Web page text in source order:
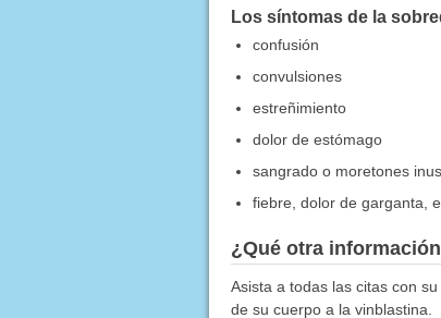
Los síntomas de la
confusión
convulsiones
estreñimiento
dolor de estómago
sangrado o moretones
fiebre, dolor de garganta,
¿Qué otra
Asista a todas las citas con
de su cuerpo a la vinblastina.